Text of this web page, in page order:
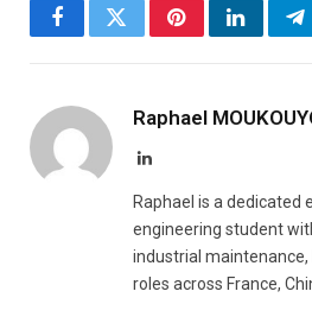
FacebookTwitterPinterestLinkedIn
Raphael
LinkedIn
Raphael is a dedicated
engineering student
industrial maintenance,
roles across France,